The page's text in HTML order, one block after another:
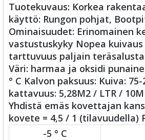
Tuotekuvaus: Korkea
käyttö: Rungon pohjat,
Ominaisuudet: Erinomainen
vastustuskyky Nopea
tarttuvuus paljain
Väri: harmaa ja oksidi
° C Kalvon paksuus: Kuiva:
kattavuus: 5,28M2 / LTR /
Yhdistä emäs kovettajan
kovete = 4,5 / 1 (tilavuudella)
-5 ° C